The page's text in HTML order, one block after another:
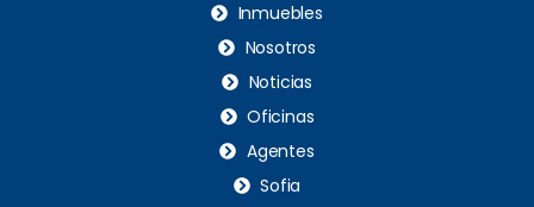
Inmuebles
Nosotros
Noticias
Oficinas
Agentes
Sofia